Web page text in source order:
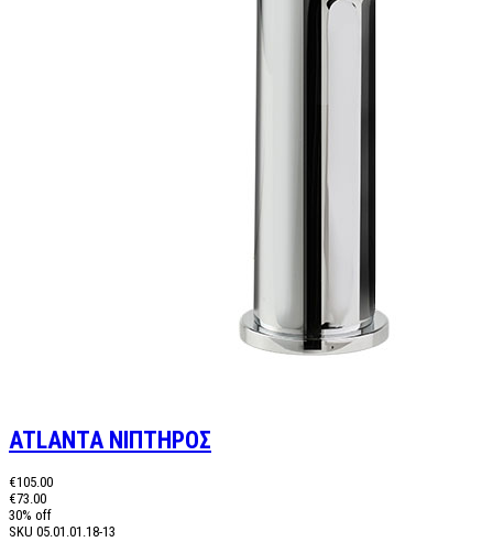
ATLANTA ΝΙΠΤΗΡΟΣ
€105.00
€73.00
30% off
SKU 05.01.01.18-13